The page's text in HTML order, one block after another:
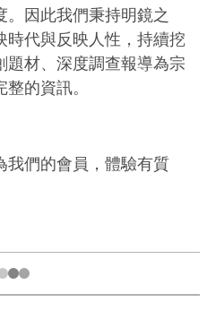
因此我們秉持明鏡之
時代與反映人性，持續挖
材、深度調查報導為宗
的資訊。
我們的會員，體驗有質